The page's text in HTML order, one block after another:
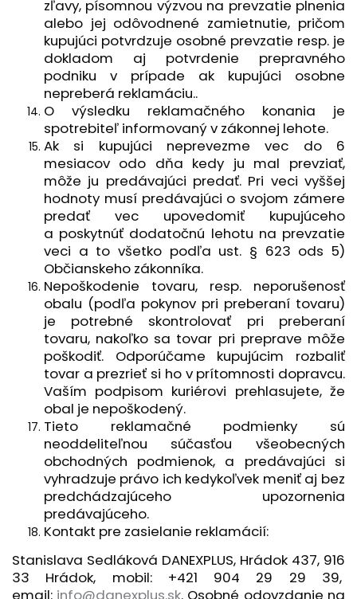
zľavy, písomnou výzvou na prevzatie plnenia
alebo jej odôvodnené zamietnutie, pričom
kupujúci potvrdzuje osobné prevzatie resp. je
dokladom aj potvrdenie prepravného
podniku v prípade ak kupujúci osobne
nepreberá reklamáciu..
O výsledku reklamačného konania je
spotrebiteľ informovaný v zákonnej lehote.
Ak si kupujúci neprevezme vec do 6
mesiacov odo dňa kedy ju mal prevziať,
môže ju predávajúci predať. Pri veci vyššej
hodnoty musí predávajúci o svojom zámere
predať vec upovedomiť kupujúceho
a poskytnúť dodatočnú lehotu na prevzatie
veci a to všetko podľa ust. § 623 ods 5)
Občianskeho zákonníka.
Nepoškodenie tovaru, resp. neporušenosť
obalu (podľa pokynov pri preberaní tovaru)
je potrebné skontrolovať pri preberaní
tovaru, nakoľko sa tovar pri preprave môže
poškodiť. Odporúčame kupujúcim rozbaliť
tovar a prezrieť si ho v prítomnosti dopravcu.
Vaším podpisom kuriérovi prehlasujete, že
obal je nepoškodený.
Tieto reklamačné podmienky sú
neoddeliteľnou súčasťou všeobecných
obchodných podmienok, a predávajúci si
vyhradzuje právo ich kedykoľvek meniť aj bez
predchádzajúceho upozornenia
predávajúceho.
Kontakt pre zasielanie reklamácií:
Stanislava Sedláková DANEXPLUS, Hrádok 437, 916
33 Hrádok, mobil: +421 904 29 29 39,